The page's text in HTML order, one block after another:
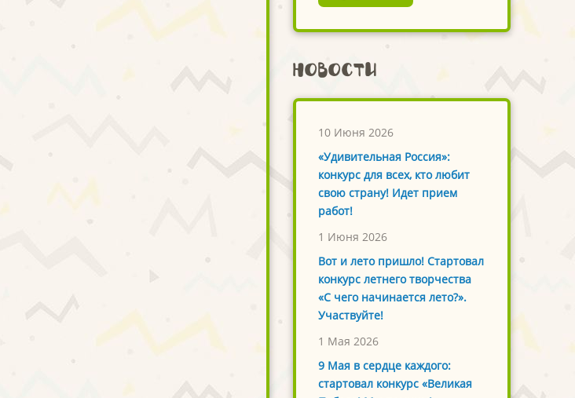
Новости
10 Июня 2026
«Удивительная Россия»:
конкурс для всех, кто любит
свою страну! Идет прием
работ!
1 Июня 2026
Вот и лето пришло! Стартовал
конкурс летнего творчества
«С чего начинается лето?».
Участвуйте!
1 Мая 2026
9 Мая в сердце каждого:
стартовал конкурс «Великая